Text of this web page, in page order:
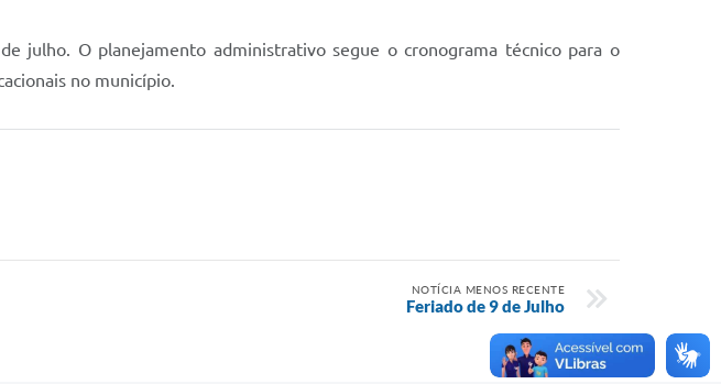
julho. O planejamento administrativo segue o cronograma técnico para o
no município.
NOTÍCIA MENOS RECENTE
Feriado de 9 de Julho